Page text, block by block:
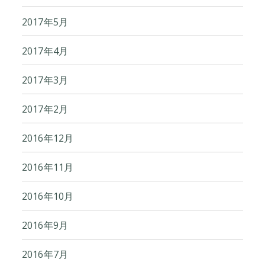
2017年5月
2017年4月
2017年3月
2017年2月
2016年12月
2016年11月
2016年10月
2016年9月
2016年7月